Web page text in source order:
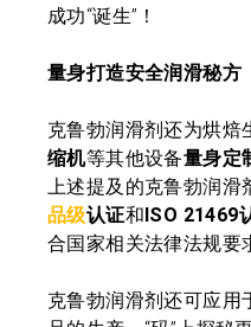
成功“诞生”！
量身打造安全润滑秘方
克鲁勃润滑剂还为烘焙
缩机等其他设备量身定
上述提及的克鲁勃润滑
品级认证和ISO 21469
合国家相关法律法规要
克鲁勃润滑剂还可应用